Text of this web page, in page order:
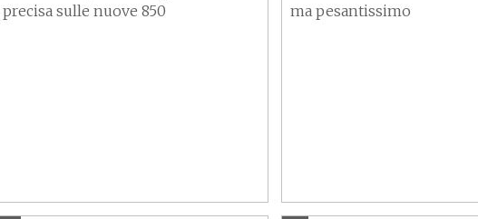
precisa sulle nuove 850
ma pesantissimo
qualifica
conquistano le qualifiche